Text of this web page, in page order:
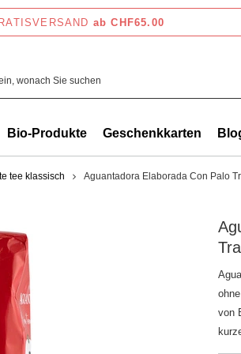
ab CHF65.00
Bio-Produkte Geschenkkarten
tee klassisch Aguantadora Elaborada Con Palo
von